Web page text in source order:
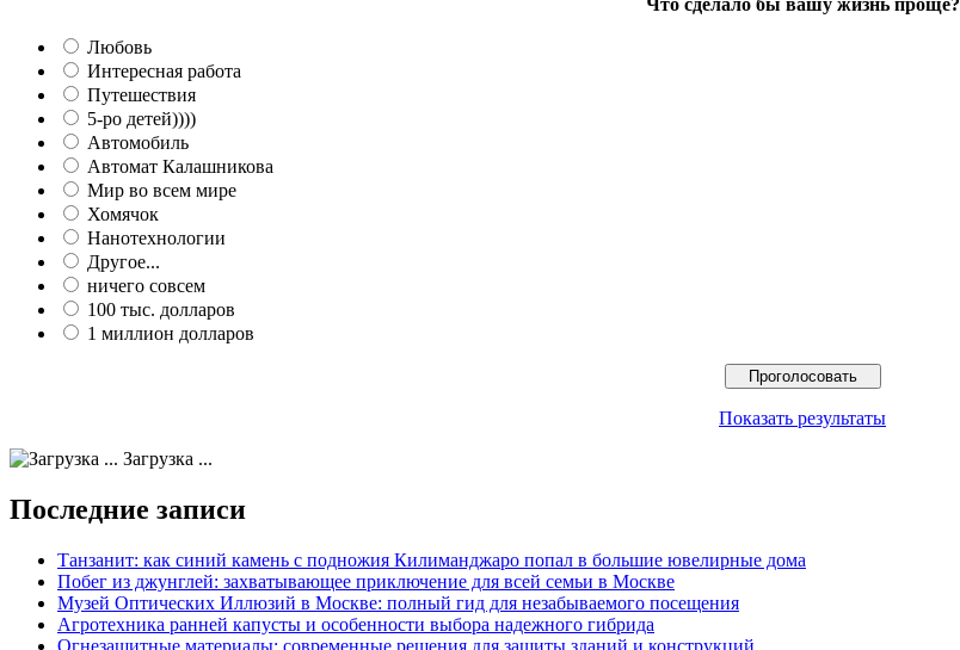
Любовь
Интересная работа
Путешествия
5-ро детей))))
Автомобиль
Автомат Калашникова
Мир во всем мире
Хомячок
Нанотехнологии
Другое...
ничего совсем
100 тыс. долларов
1 миллион долларов
Показать результаты
Загрузка ...
Последние записи
Танзанит: как синий камень с подножия Килиманджаро попал в большие ювелирные дома
Побег из джунглей: захватывающее приключение для всей семьи в Москве
Музей Оптических Иллюзий в Москве: полный гид для незабываемого посещения
Агротехника ранней капусты и особенности выбора надежного гибрида
Огнезащитные материалы: современные решения для защиты зданий и конструкций